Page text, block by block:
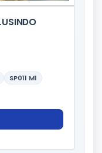
SP011 M1